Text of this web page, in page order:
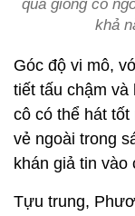
quá giống cô
khả
Góc độ vi mô,
tiết tấu chậm và
cô có thể hát
vẻ ngoài trong
khán giả tin vào
Tựu trung,